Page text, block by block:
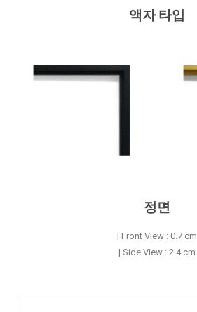
액자 타입
정면
| Front View : 0.7 cm
| Side View : 2.4 cm